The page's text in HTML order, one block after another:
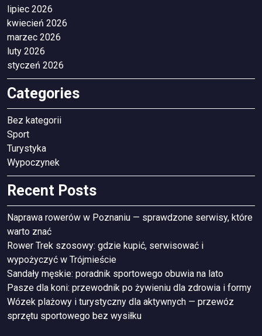
lipiec 2026
kwiecień 2026
marzec 2026
luty 2026
styczeń 2026
Categories
Bez kategorii
Sport
Turystyka
Wypoczynek
Recent Posts
Naprawa rowerów w Poznaniu — sprawdzone serwisy, które
warto znać
Rower Trek szosowy: gdzie kupić, serwisować i
wypożyczyć w Trójmieście
Sandały męskie: poradnik sportowego obuwia na lato
Pasze dla koni: przewodnik po żywieniu dla zdrowia i formy
Wózek plażowy i turystyczny dla aktywnych — przewóz
sprzętu sportowego bez wysiłku